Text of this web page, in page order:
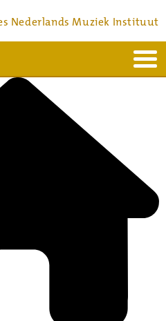
Nederlands Muziek Instituut